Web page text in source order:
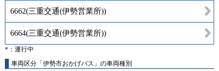
6662(三重交通(伊勢営業所))
6664(三重交通(伊勢営業所))
*：運行中
車両区分「伊勢市おかげバス」の車両種別